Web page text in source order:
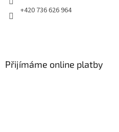
+420 736 626 964
Přijímáme online platby